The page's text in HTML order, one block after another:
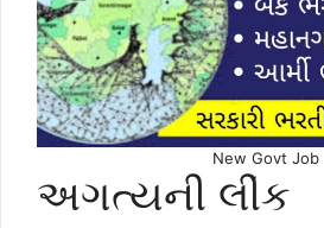
New Govt Job
અગત્યની લીંક